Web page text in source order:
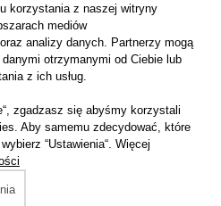
MR
Dyna-VT
korzystania z naszej witryny
mediów
analizy danych. Partnerzy mogą
otrzymanymi od Ciebie lub
z ich usług.
zgadzasz się abyśmy korzystali
Aby samemu zdecydować, które
“Ustawienia“. Więcej